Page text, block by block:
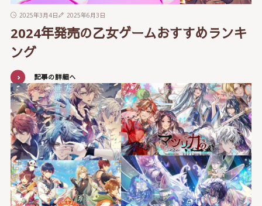
2025年3月4日 2025年6月3日
2024年発売の乙女ゲームおすすめランキ
ング
記事の詳細へ